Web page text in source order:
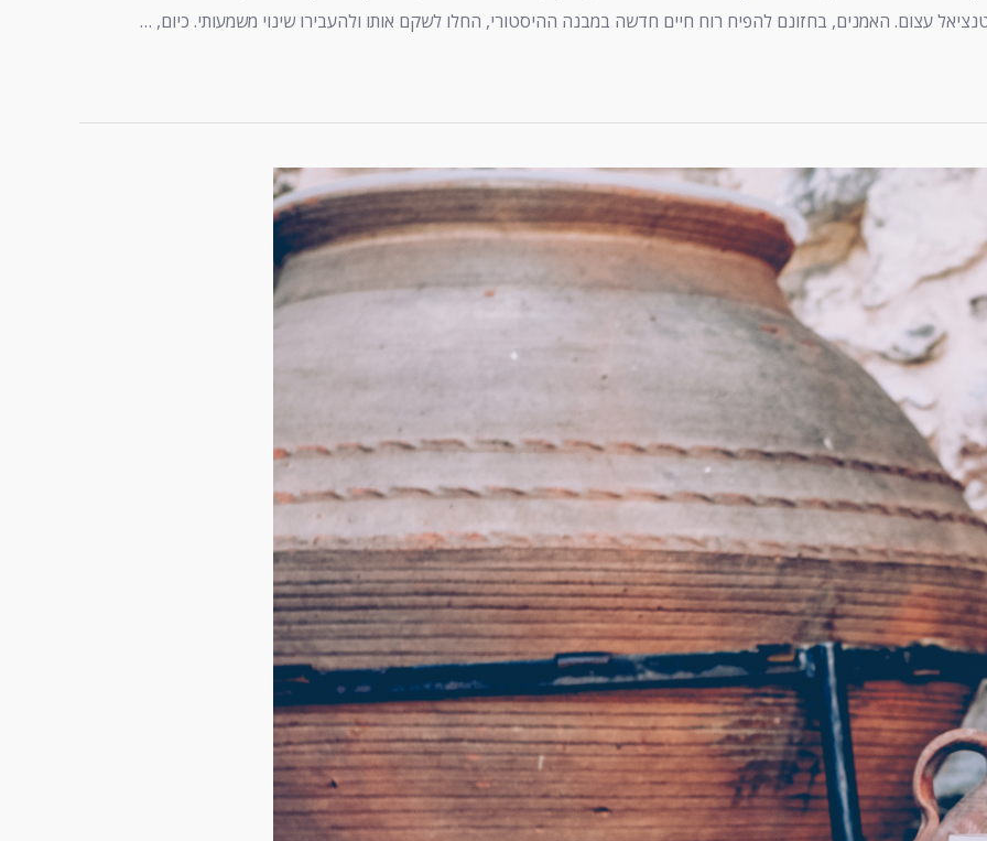
עצום. האמנים, בחזונם להפיח רוח חיים חדשה במבנה ההיסטורי, החלו לשקם אותו ולהעבירו שינוי משמעותי. כיום, …